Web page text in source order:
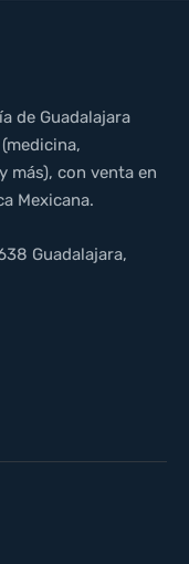
de Guadalajara
más), con venta en
Mexicana.
Guadalajara,